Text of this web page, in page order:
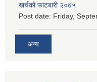
खर्चको फाटबारी २०७५
Post date: Friday,
अन्य